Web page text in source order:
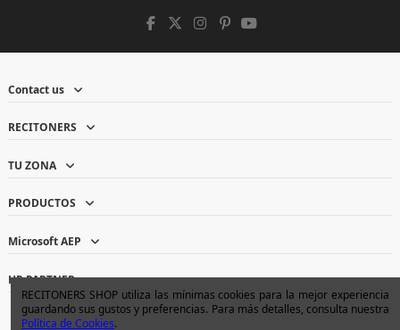
Contact us
RECITONERS
TU ZONA
PRODUCTOS
Microsoft AEP
HP PARTNER
RECITONERS SHOP utiliza las mínimas cookies para la mejor experiencia
guardando sus gustos y preferencias. Para más detalles, consulta nuestra
Política de Cookies.